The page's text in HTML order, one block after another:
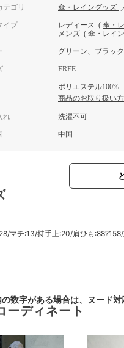
テゴリ 傘・レイングッズ
イプ レディース ( 傘・
メンズ ( 傘・レイ
グリーン、ブラッ
FREE
ポリエステル100%
商品のお取り扱い
れ 洗濯不可
中国
マチ:13/持手上:20/肩ひも
数字がある場合は、ヌード対
ーディネート